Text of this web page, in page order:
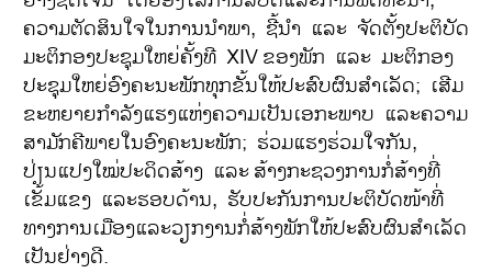
ຄວາມຕັດສິນໃຈໃນການນຳພາ, ຊີ້ນຳ ແລະ ຈັດຕັ້ງປະຕິບັດ
ມະຕິກອງປະຊຸມໃຫຍ່ຄັ້ງທີ XIVຂອງພັກ ແລະ ມະຕິກອງ
ປະຊຸມໃຫຍ່ອົງຄະນະພັກທຸກຂັ້ນໃຫ້ປະສົບຜົນສຳເລັດ; ເສີມ
ຂະຫຍາຍກຳລັງແຮງແຫ່ງຄວາມເປັນເອກະພາບ ແລະຄວາມ
ສາມັກຄີພາຍໃນອົງຄະນະພັກ; ຮ່ວມແຮງຮ່ວມໃຈກັນ,
ປ່ຽນແປງໃໝ່ປະດິດສ້າງ ແລະສ້າງກະຊວງການກໍ່ສ້າງທີ່
ເຂັ້ມແຂງ ແລະຮອບດ້ານ, ຮັບປະກັນການປະຕິບັດໜ້າທີ່
ທາງການເມືອງແລະວຽກງານກໍ່ສ້າງພັກໃຫ້ປະສົບຜົນສຳເລັດ
ເປັນຢ່າງດີ.